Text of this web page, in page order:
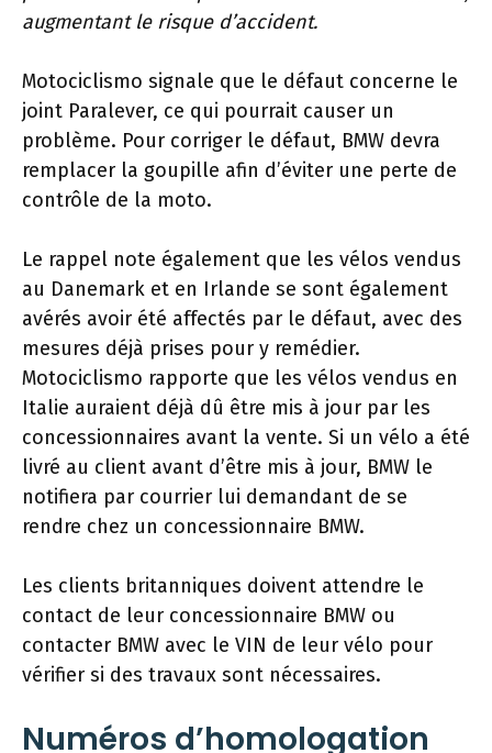
augmentant le risque d’accident.
Motociclismo signale que le défaut concerne le
joint Paralever, ce qui pourrait causer un
problème. Pour corriger le défaut, BMW devra
remplacer la goupille afin d’éviter une perte de
contrôle de la moto.
Le rappel note également que les vélos vendus
au Danemark et en Irlande se sont également
avérés avoir été affectés par le défaut, avec des
mesures déjà prises pour y remédier.
Motociclismo rapporte que les vélos vendus en
Italie auraient déjà dû être mis à jour par les
concessionnaires avant la vente. Si un vélo a été
livré au client avant d’être mis à jour, BMW le
notifiera par courrier lui demandant de se
rendre chez un concessionnaire BMW.
Les clients britanniques doivent attendre le
contact de leur concessionnaire BMW ou
contacter BMW avec le VIN de leur vélo pour
vérifier si des travaux sont nécessaires.
Numéros d’homologation